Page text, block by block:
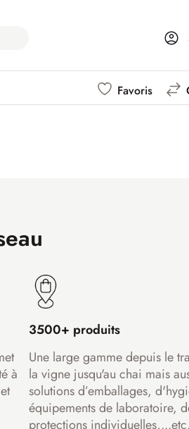
Favoris
à
3500+ produits
Une large gamme depuis le
la vigne jusqu'au chai mais
solutions d’emballages,
équipements de laboratoire,
protections individuelles,...etc.